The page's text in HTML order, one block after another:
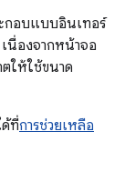
กอบแบบอินเทอร์
องจากหน้าจอ
ให้ใช้ขนาด
ด้ที่การช่วยเหลือ